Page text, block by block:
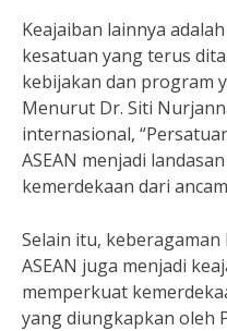
Keajaiban lainnya
kesatuan yang terus
kebijakan dan program
Menurut Dr. Siti
internasional,
ASEAN menjadi
kemerdekaan dari
Selain itu,
ASEAN juga menjadi
memperkuat
yang diungkapkan oleh